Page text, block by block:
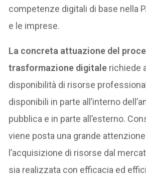
competenze digitali di base nella
e le imprese.
La concreta attuazione del
trasformazione digitale richiede
disponibilità di risorse
disponibili in parte all’interno
pubblica e in parte all’esterno.
viene posta una grande
l’acquisizione di risorse dal
sia realizzata con efficacia ed